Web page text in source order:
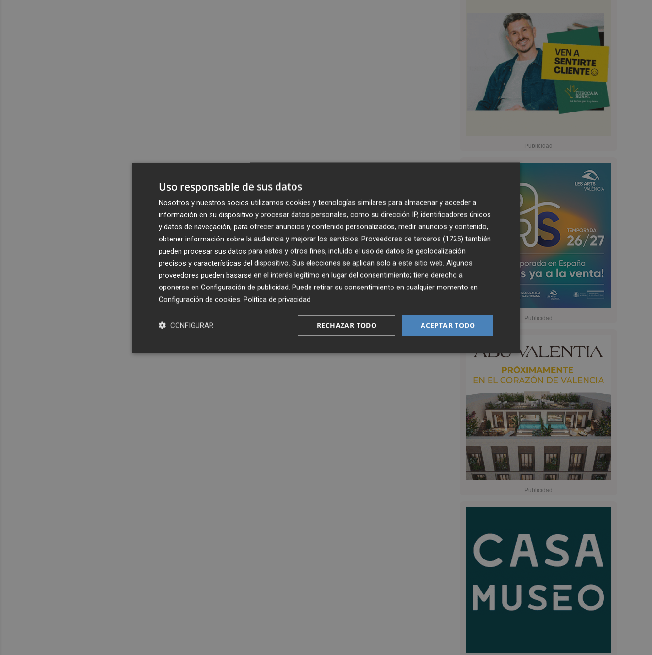
Uso responsable de sus datos
Nosotros y nuestros socios utilizamos cookies y tecnologías similares para almacenar y acceder a
información en su dispositivo y procesar datos personales, como su dirección IP, identificadores únicos
y datos de navegación, para ofrecer anuncios y contenido personalizados, medir anuncios y contenido,
obtener información sobre la audiencia y mejorar los servicios. Proveedores de terceros (1725) también
pueden procesar sus datos para estos y otros fines, incluido el uso de datos de geolocalización
precisos y características del dispositivo. Sus elecciones se aplican solo a este sitio web. Algunos
proveedores pueden basarse en el interés legítimo en lugar del consentimiento; tiene derecho a
oponerse en Configuración de publicidad. Puede retirar su consentimiento en cualquier momento en
Configuración de cookies. Política de privacidad
ACEPTAR TODO
RECHAZAR TODO
CONFIGURAR